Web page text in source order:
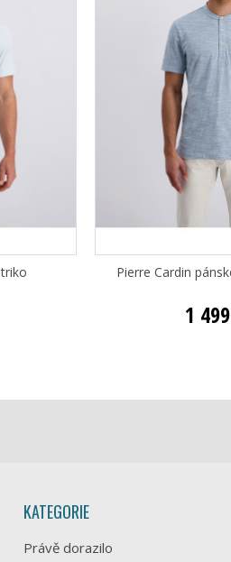
Pierre Cardin
1
KATEGORIE
Právě dorazilo